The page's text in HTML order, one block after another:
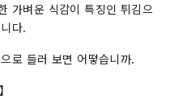
가벼운 식감이 특징인 튀김으
다.
로 들러 보면 어떻습니까.